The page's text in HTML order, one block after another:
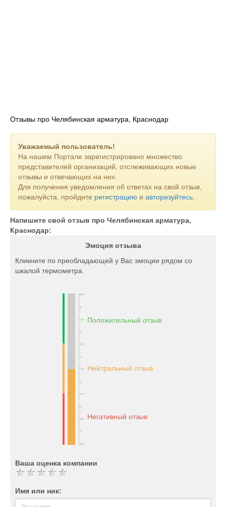
Отзывы про Челябинская арматура, Краснодар
Уважаемый пользователь!
На нашем Портале зарегистрировано множество
представителей организаций, отслеживающих новые
отзывы и отвечающих на них.
Для получения уведомления об ответах на свой отзыв,
пожалуйста, пройдите регистрацию и авторизуйтесь
Напишите свой отзыв про Челябинская арматура,
Краснодар:
Эмоция отзыва
Кликните по преобладающей у Вас эмоции рядом со
шкалой термометра.
Положительный отзыв
Нейтральный отзыв
Негативный отзыв
Ваша оценка компании
Имя или ник: